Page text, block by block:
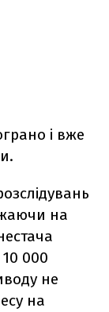
і вже
на
000
не
на